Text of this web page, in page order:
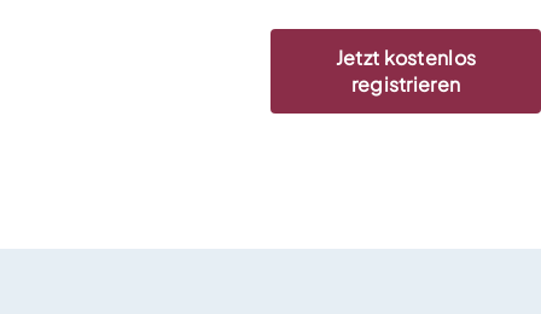
Jetzt kostenlos
registrieren